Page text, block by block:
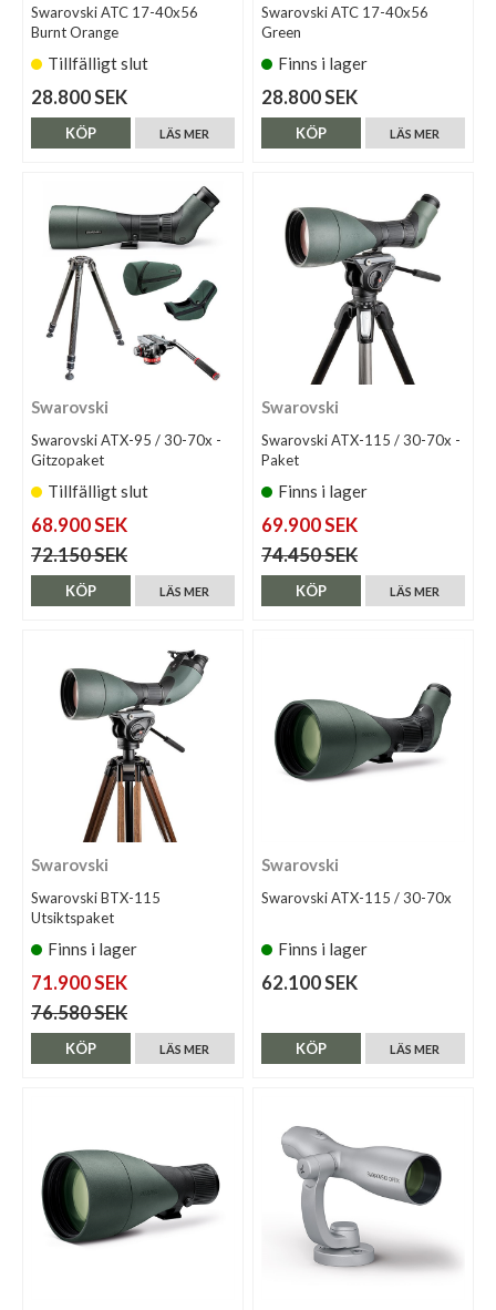
Swarovski ATC 17-40x56
Burnt Orange
Tillfälligt slut
28.800 SEK
LÄS MER
KÖP
Swarovski ATC 17-40x56
Green
Finns i lager
28.800 SEK
LÄS MER
KÖP
Swarovski
Swarovski ATX-95 / 30-70x -
Gitzopaket
Tillfälligt slut
68.900 SEK
72.150 SEK
LÄS MER
KÖP
Swarovski
Swarovski ATX-115 / 30-70x -
Paket
Finns i lager
69.900 SEK
74.450 SEK
LÄS MER
KÖP
Swarovski
Swarovski BTX-115
Utsiktspaket
Finns i lager
71.900 SEK
76.580 SEK
LÄS MER
KÖP
Swarovski
Swarovski ATX-115 / 30-70x
Finns i lager
62.100 SEK
LÄS MER
KÖP